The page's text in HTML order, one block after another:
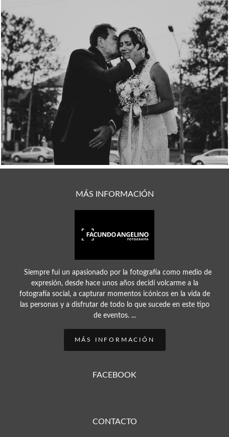
37
MÁS INFORMACIÓN
Siempre fui un apasionado por la fotografía como medio de
expresión, desde hace unos años decidí volcarme a la
fotografía social, a capturar momentos icónicos en la vida de
las personas y a disfrutar de todo lo que sucede en este tipo
de eventos. ...
MÁS INFORMACIÓN
FACEBOOK
CONTACTO